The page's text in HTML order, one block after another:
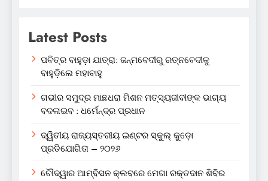
Latest Posts
ପବିତ୍ର ବାହୁଡ଼ା ଯାତ୍ରା: ଜନ୍ମବେଦୀରୁ ରତ୍ନବେଦୀକୁ
ବାହୁଡ଼ିଲେ ମହାବାହୁ
ଗଭୀର ସମୁଦ୍ର ମାଛଧରା ମିଶନ ମତ୍ସ୍ୟଜୀବୀଙ୍କ ଭାଗ୍ୟ
ବଦଳାଇବ : ଧର୍ମେନ୍ଦ୍ର ପ୍ରଧାନ
ଦ୍ୱିତୀୟ ରାଜ୍ୟସ୍ତରୀୟ ଇଣ୍ଟର ସ୍କୁଲ୍ କୁଡ଼ୋ
ପ୍ରତିଯୋଗିତା – ୨୦୨୬
ଚୌଦ୍ୱାର ଆମ୍ବିସନ କ୍ଲବରେ ମେଗା ରକ୍ତଦାନ ଶିବିର